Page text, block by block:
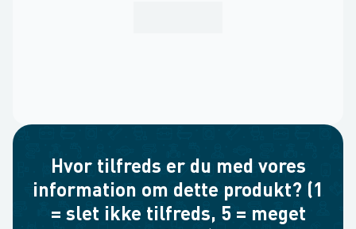
Hvor tilfreds er du med vores
information om dette produkt? (1
= slet ikke tilfreds, 5 = meget